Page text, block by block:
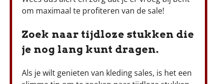
om maximaal te profiteren van de sale!
Zoek naar tijdloze stukken die
je nog lang kunt dragen.
Als je wilt genieten van kleding sales, is het een